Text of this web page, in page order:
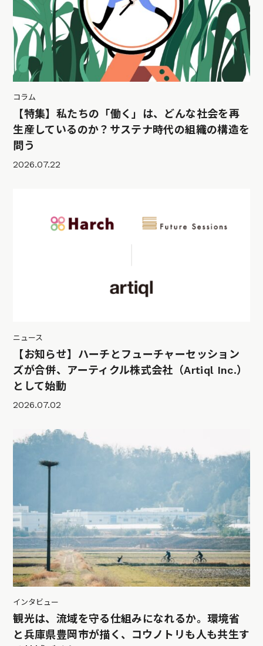
コラム
【特集】私たちの「働く」は、どんな社会を再
生産しているのか？サステナ時代の組織の構造を
問う
2026.07.22
ニュース
【お知らせ】ハーチとフューチャーセッション
ズが合併、アーティクル株式会社（Artiql Inc.）
として始動
2026.07.02
インタビュー
観光は、流域を守る仕組みになれるか。環境省
と兵庫県豊岡市が描く、コウノトリも人も共生す